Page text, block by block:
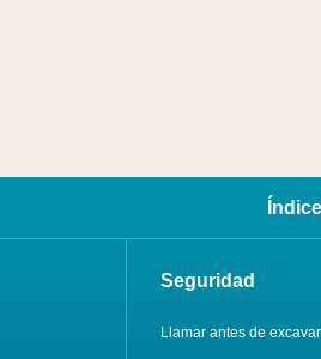
Seguridad
Llamar antes de excavar